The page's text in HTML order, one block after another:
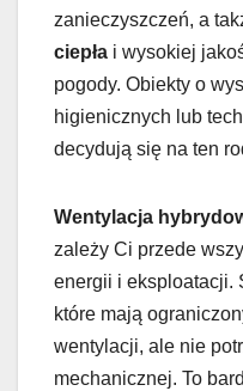
zanieczyszczeń, a
ciepła i wysokiej
pogody. Obiekty o
higienicznych lub
decydują się na ten
Wentylacja
zależy Ci przede
energii i eksploatacji.
które mają
wentylacji, ale nie
mechanicznej. To